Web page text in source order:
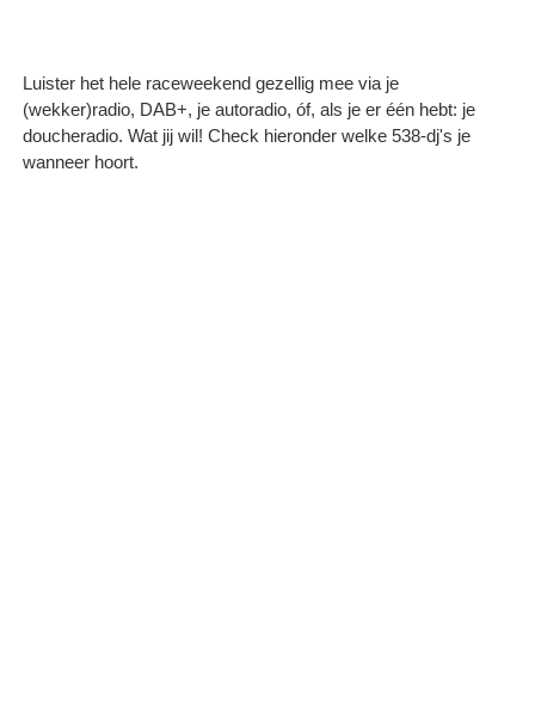
Luister het hele raceweekend gezellig mee via je
(wekker)radio, DAB+, je autoradio, óf, als je er één hebt: je
doucheradio. Wat jij wil! Check hieronder welke 538-dj's je
wanneer hoort.